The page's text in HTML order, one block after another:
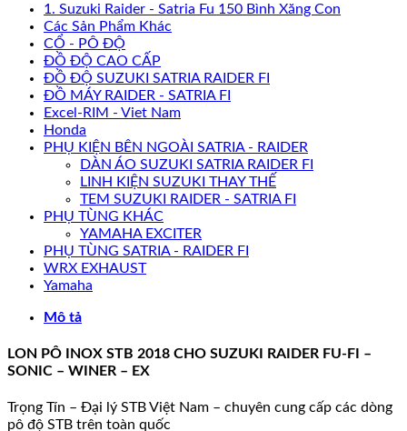
1. Suzuki Raider - Satria Fu 150 Bình Xăng Con
Các Sản Phẩm Khác
CỔ - PÔ ĐỘ
ĐỒ ĐỘ CAO CẤP
ĐỒ ĐỘ SUZUKI SATRIA RAIDER FI
ĐỒ MÁY RAIDER - SATRIA FI
Excel-RIM - Viet Nam
Honda
PHỤ KIỆN BÊN NGOÀI SATRIA - RAIDER
DÀN ÁO SUZUKI SATRIA RAIDER FI
LINH KIỆN SUZUKI THAY THẾ
TEM SUZUKI RAIDER - SATRIA FI
PHỤ TÙNG KHÁC
YAMAHA EXCITER
PHỤ TÙNG SATRIA - RAIDER FI
WRX EXHAUST
Yamaha
Mô tả
LON PÔ INOX STB 2018 CHO SUZUKI RAIDER FU-FI –
SONIC – WINER – EX
Trọng Tín – Đại lý STB Việt Nam – chuyên cung cấp các dòng
pô độ STB trên toàn quốc